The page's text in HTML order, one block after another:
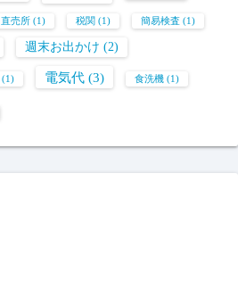
直売所 (1) 税関 (1) 簡易検査 (1)
週末お出かけ (2)
(1) 電気代 (3) 食洗機 (1)